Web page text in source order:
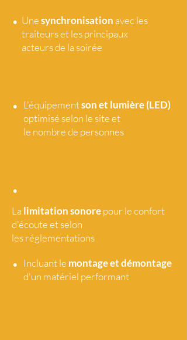
• Unesynchronisation avec les
traiteurs et les principaux
acteurs de la soirée
• L'équipementson et lumière (LED)
optimisé selon le site et
le nombre de personnes
•
La limitation sonorepour le confort
d'écoute et selon
les réglementations
• Incluant le montage et démontage
d'un matériel performant